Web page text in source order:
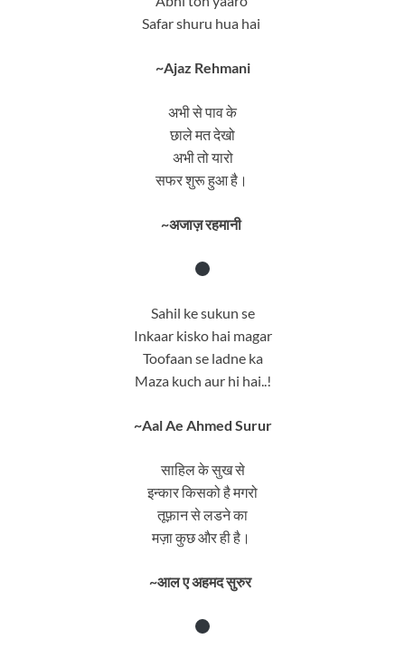
Safar shuru hua hai
~Ajaz Rehmani
अभी से पाव के
छाले मत देखो
अभी तो यारो
सफर शुरू हुआ है।
~अजाज़ रहमानी
Sahil ke sukun se
Inkaar kisko hai magar
Toofaan se ladne ka
Maza kuch aur hi hai..!
~Aal Ae Ahmed Surur
साहिल के सुख से
इन्कार किसको है मगरो
तूफ़ान से लडने का
मज़ा कुछ और ही है।
~आल ए अहमद सुरुर